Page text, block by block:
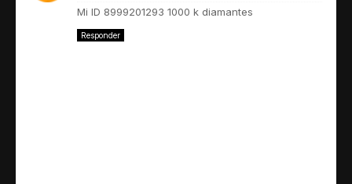
Mi ID 8999201293 1000 k diamantes
Responder